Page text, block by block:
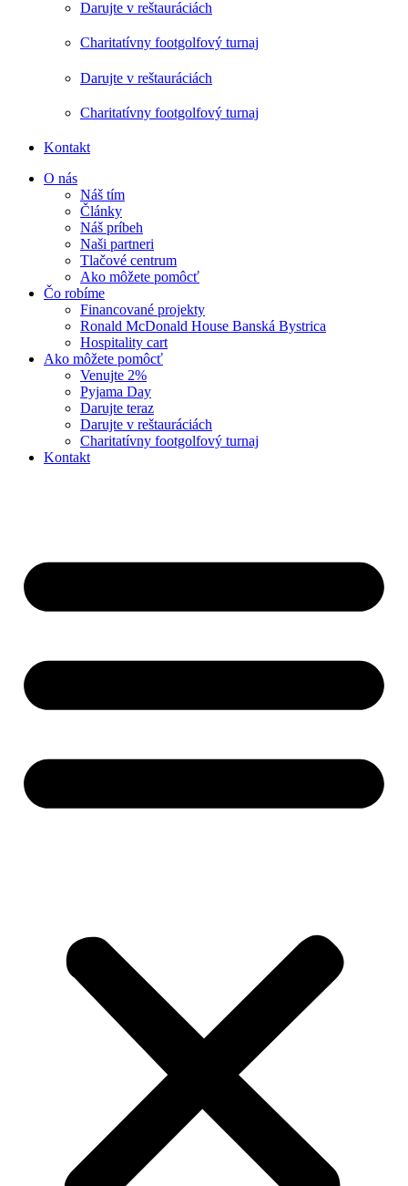
Darujte v reštauráciách
Charitatívny footgolfový turnaj
Darujte v reštauráciách
Charitatívny footgolfový turnaj
Kontakt
O nás
Náš tím
Články
Náš príbeh
Naši partneri
Tlačové centrum
Ako môžete pomôcť
Čo robíme
Financované projekty
Ronald McDonald House Banská Bystrica
Hospitality cart
Ako môžete pomôcť
Venujte 2%
Pyjama Day
Darujte teraz
Darujte v reštauráciách
Charitatívny footgolfový turnaj
Kontakt